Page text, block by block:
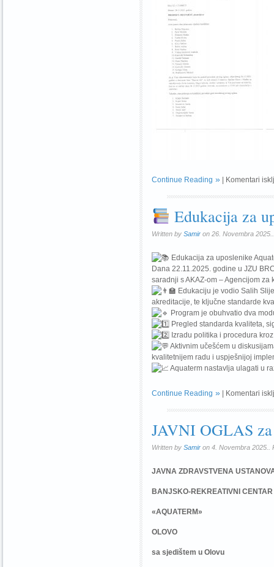
Continue Reading Komentari
Edukacija za
Written by Samir on 26. Novembra
Edukacija za uposlenike
Dana 22.11.2025. godine u JZU
saradnji s AKAZ-om – Agencijom
Edukaciju je vodio Salih
akreditacije, te ključne standarde
Program je obuhvatio dva
Pregled standarda kvaliteta,
Izradu politika i procedura
Aktivnim učešćem u
kvalitetnijem radu i uspješnijoj
Aquaterm nastavlja ulagati u
Continue Reading Komentari
JAVNI OGLAS
Written by Samir on 4. Novembra 2025..
JAVNA ZDRAVSTVENA
BANJSKO-REKREATIVNI CENTAR
«AQUATERM»
OLOVO
sa sjedištem u Olovu